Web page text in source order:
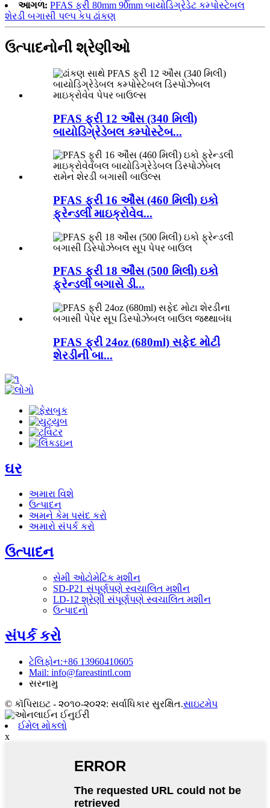
આગળ: PFAS ફ્રી 80mm 90mm બાયોડિગ્રેડેટ કમ્પોસ્ટેબલ
શેરડી બગાસી પલ્પ કપ ઢાંકણ
ઉત્પાદનોની શ્રેણીઓ
PFAS ફ્રી 12 ઔંસ (340 મિલી)
બાયોડિગ્રેડેબલ કમ્પોસ્ટેબ...
PFAS ફ્રી 16 ઔંસ (460 મિલી) ઇકો
ફ્રેન્ડલી માઇક્રોવેવ...
PFAS ફ્રી 18 ઔંસ (500 મિલી) ઇકો
ફ્રેન્ડલી બગાસે ડી...
PFAS ફ્રી 24oz (680ml) સફેદ મોટી
શેરડીની બા...
ઘર
અમારા વિશે
ઉત્પાદન
અમને કેમ પસંદ કરો
અમારો સંપર્ક કરો
ઉત્પાદન
સેમી ઓટોમેટિક મશીન
SD-P21 સંપૂર્ણપણે સ્વચાલિત મશીન
LD-12 શ્રેણી સંપૂર્ણપણે સ્વચાલિત મશીન
ઉત્પાદનો
સંપર્ક કરો
ટેલિફોન:+86 13960410605
Mail: info@fareastintl.com
સરનામુ
© કૉપિરાઇટ - ૨૦૧૦-૨૦૨૨: સર્વાધિકાર સુરક્ષિત.સાઇટમેપ
ઈમેલ મોકલો
x